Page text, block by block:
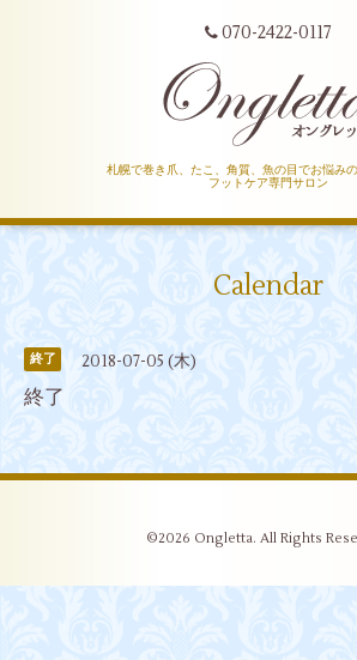
070-2422-0117
札幌で巻き爪、たこ、角質、魚の目でお悩み
フットケア専門サロン
Calendar
終了 2018-07-05 (木)
終了
©2026 Ongletta. All Rights